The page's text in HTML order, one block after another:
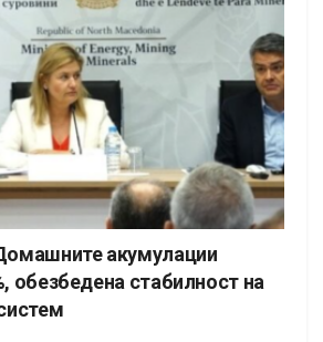
акумулации
обезбедена стабилност на